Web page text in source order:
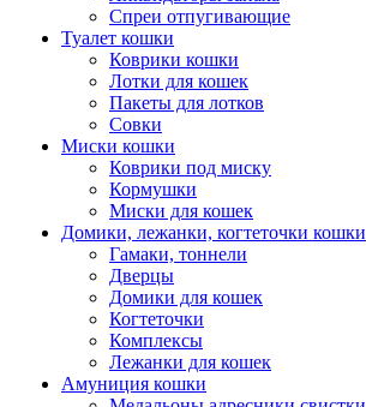
Спреи отпугивающие
Туалет кошки
Коврики кошки
Лотки для кошек
Пакеты для лотков
Совки
Миски кошки
Коврики под миску
Кормушки
Миски для кошек
Домики, лежанки, когтеточки кошки
Гамаки, тоннели
Дверцы
Домики для кошек
Когтеточки
Комплексы
Лежанки для кошек
Амуниция кошки